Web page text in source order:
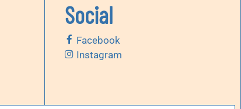
Social
Facebook
Instagram